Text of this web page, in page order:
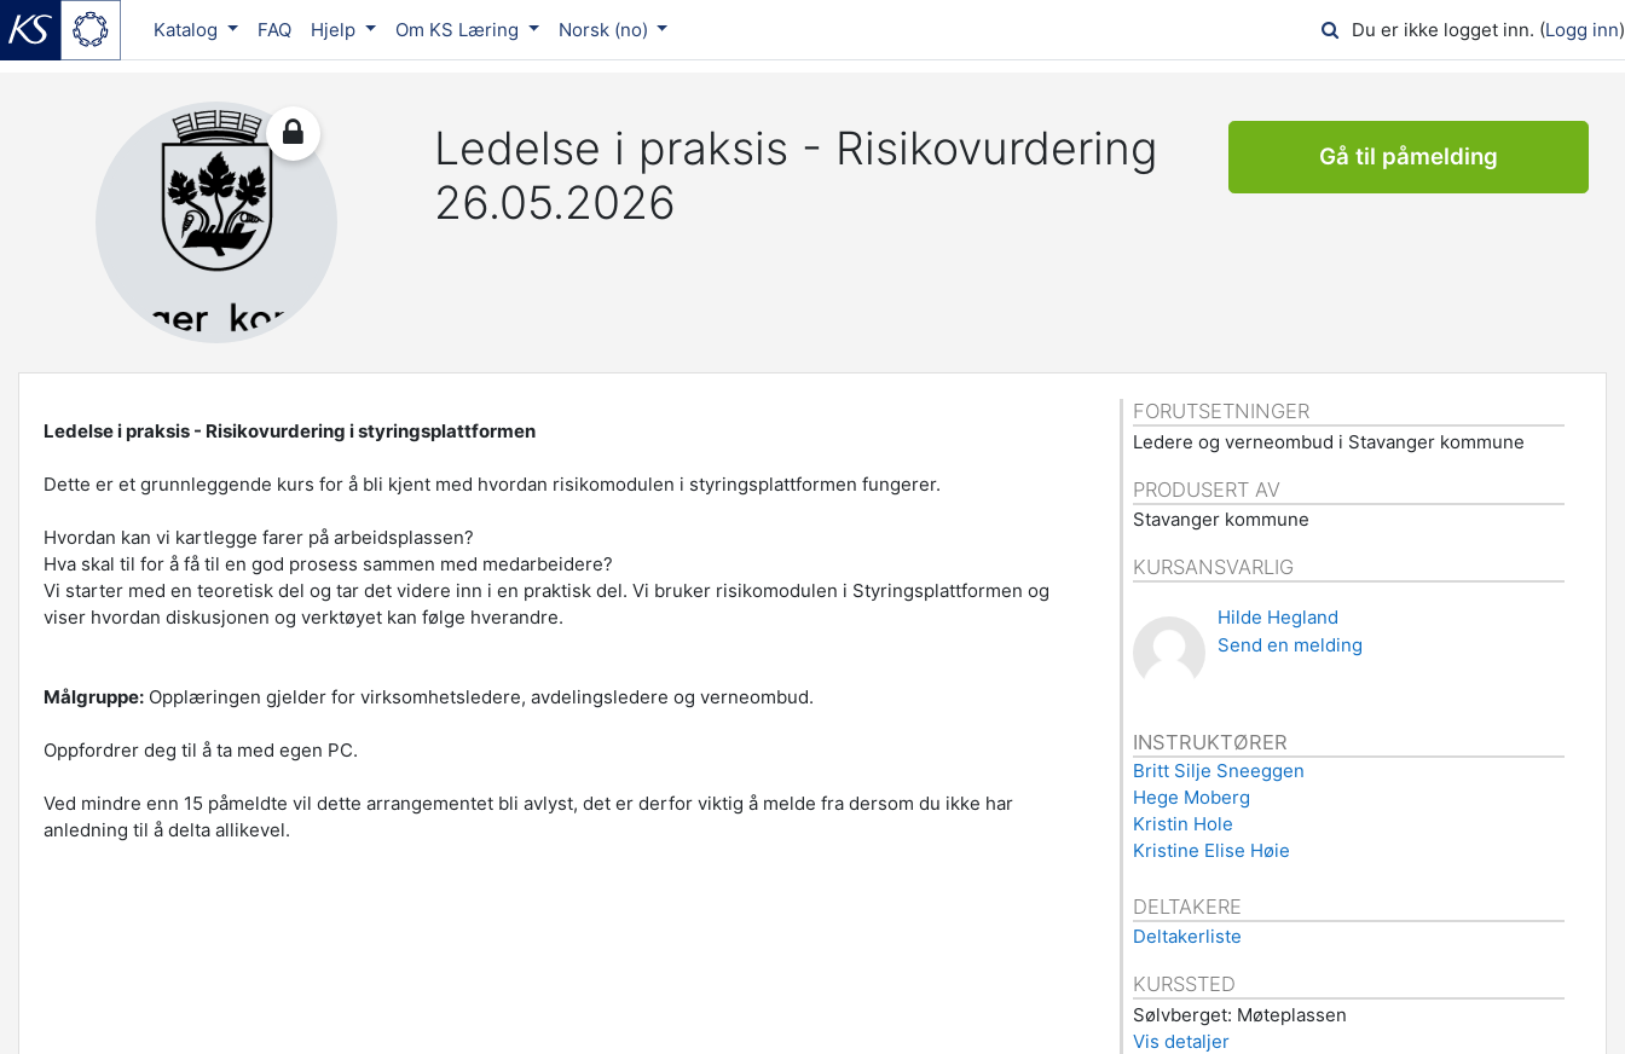
Katalog FAQ Hjelp Om KS Læring Norsk ‎(no)‎ Du er ikke logget inn. (Logg inn)
Ledelse i praksis - Risikovurdering
26.05.2026
Gå til påmelding
Ledelse i praksis - Risikovurdering i styringsplattformen
Dette er et grunnleggende kurs for å bli kjent med hvordan risikomodulen i styringsplattformen fungerer.
Hvordan kan vi kartlegge farer på arbeidsplassen?
Hva skal til for å få til en god prosess sammen med medarbeidere?
Vi starter med en teoretisk del og tar det videre inn i en praktisk del. Vi bruker risikomodulen i Styringsplattformen og
viser hvordan diskusjonen og verktøyet kan følge hverandre.
Målgruppe: Opplæringen gjelder for virksomhetsledere, avdelingsledere og verneombud.
Oppfordrer deg til å ta med egen PC.
Ved mindre enn 15 påmeldte vil dette arrangementet bli avlyst, det er derfor viktig å melde fra dersom du ikke har
anledning til å delta allikevel.
FORUTSETNINGER
Ledere og verneombud i Stavanger kommune
PRODUSERT AV
Stavanger kommune
KURSANSVARLIG
Hilde Hegland
Send en melding
INSTRUKTØRER
Britt Silje Sneeggen
Hege Moberg
Kristin Hole
Kristine Elise Høie
DELTAKERE
Deltakerliste
KURSSTED
Sølvberget: Møteplassen
Vis detaljer